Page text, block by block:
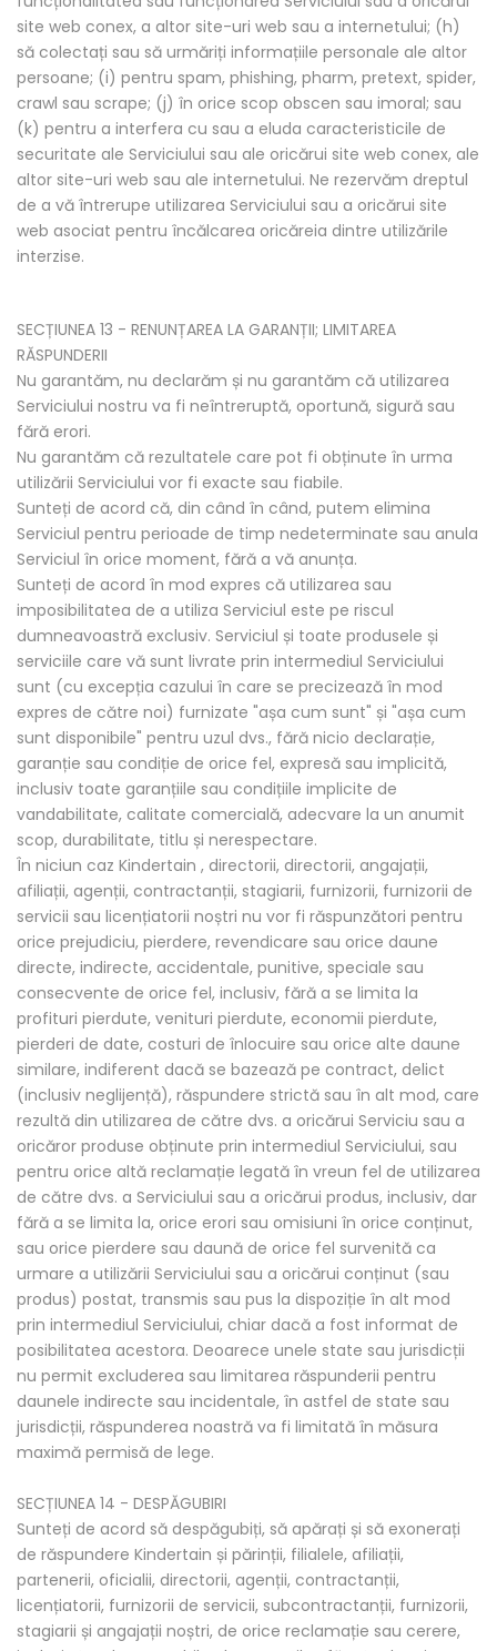
site web conex, a altor site-uri web sau a internetului; (h)
să colectați sau să urmăriți informațiile personale ale altor
persoane; (i) pentru spam, phishing, pharm, pretext, spider,
crawl sau scrape; (j) în orice scop obscen sau imoral; sau
(k) pentru a interfera cu sau a eluda caracteristicile de
securitate ale Serviciului sau ale oricărui site web conex, ale
altor site-uri web sau ale internetului. Ne rezervăm dreptul
de a vă întrerupe utilizarea Serviciului sau a oricărui site
web asociat pentru încălcarea oricăreia dintre utilizările
interzise.
SECȚIUNEA 13 - RENUNȚAREA LA GARANȚII; LIMITAREA
RĂSPUNDERII
Nu garantăm, nu declarăm și nu garantăm că utilizarea
Serviciului nostru va fi neîntreruptă, oportună, sigură sau
fără erori.
Nu garantăm că rezultatele care pot fi obținute în urma
utilizării Serviciului vor fi exacte sau fiabile.
Sunteți de acord că, din când în când, putem elimina
Serviciul pentru perioade de timp nedeterminate sau anula
Serviciul în orice moment, fără a vă anunța.
Sunteți de acord în mod expres că utilizarea sau
imposibilitatea de a utiliza Serviciul este pe riscul
dumneavoastră exclusiv. Serviciul și toate produsele și
serviciile care vă sunt livrate prin intermediul Serviciului
sunt (cu excepția cazului în care se precizează în mod
expres de către noi) furnizate "așa cum sunt" și "așa cum
sunt disponibile" pentru uzul dvs., fără nicio declarație,
garanție sau condiție de orice fel, expresă sau implicită,
inclusiv toate garanțiile sau condițiile implicite de
vandabilitate, calitate comercială, adecvare la un anumit
scop, durabilitate, titlu și nerespectare.
În niciun caz Kindertain , directorii, directorii, angajații,
afiliații, agenții, contractanții, stagiarii, furnizorii, furnizorii de
servicii sau licențiatorii noștri nu vor fi răspunzători pentru
orice prejudiciu, pierdere, revendicare sau orice daune
directe, indirecte, accidentale, punitive, speciale sau
consecvente de orice fel, inclusiv, fără a se limita la
profituri pierdute, venituri pierdute, economii pierdute,
pierderi de date, costuri de înlocuire sau orice alte daune
similare, indiferent dacă se bazează pe contract, delict
(inclusiv neglijență), răspundere strictă sau în alt mod, care
rezultă din utilizarea de către dvs. a oricărui Serviciu sau a
oricăror produse obținute prin intermediul Serviciului, sau
pentru orice altă reclamație legată în vreun fel de utilizarea
de către dvs. a Serviciului sau a oricărui produs, inclusiv, dar
fără a se limita la, orice erori sau omisiuni în orice conținut,
sau orice pierdere sau daună de orice fel survenită ca
urmare a utilizării Serviciului sau a oricărui conținut (sau
produs) postat, transmis sau pus la dispoziție în alt mod
prin intermediul Serviciului, chiar dacă a fost informat de
posibilitatea acestora. Deoarece unele state sau jurisdicții
nu permit excluderea sau limitarea răspunderii pentru
daunele indirecte sau incidentale, în astfel de state sau
jurisdicții, răspunderea noastră va fi limitată în măsura
maximă permisă de lege.
SECȚIUNEA 14 - DESPĂGUBIRI
Sunteți de acord să despăgubiți, să apărați și să exonerați
de răspundere Kindertain și părinții, filialele, afiliații,
partenerii, oficialii, directorii, agenții, contractanții,
licențiatorii, furnizorii de servicii, subcontractanții, furnizorii,
stagiarii și angajații noștri, de orice reclamație sau cerere,